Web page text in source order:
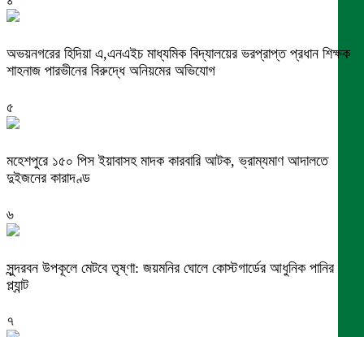
অভয়নগরের হিদিয়া এ,এনএইচ মাধ্যমিক বিদ্যালয়ের ভরপ্রাপ্ত প্রধান শিক্ষক
শাহনাজ পারভীনের বিরুদ্ধে অনিয়মের অভিযোগ
৫
মহেশপুরে ১৫০ পিস ইয়াবাসহ মাদক কারবারি আটক, ভ্রাম্যমাণ আদালতে
দুইজনের কারাদণ্ড
৬
সুন্দরবন উপকূলে মেটবে তৃষ্ণা: জয়মনির ঘোলে কোস্টগার্ডের আধুনিক পানির
প্ল্যান্ট
৭